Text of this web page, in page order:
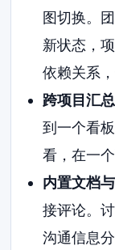
图切换。
新状态，
依赖关系
跨项目汇
到一个看
看，在一
内置文档
接评论。
沟通信息